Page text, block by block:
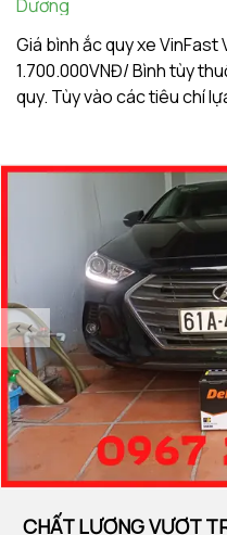
Dương
Giá bình ắc quy xe VinFast
1.700.000VNĐ/ Bình tùy
quy. Tùy vào các tiêu chí
<<
CHẤT LƯỢNG VƯỢT